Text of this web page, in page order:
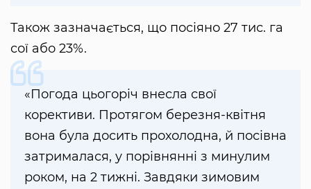
Також зазначається, що посіяно 27 тис. га
сої або 23%.
«Погода цьогоріч внесла свої
корективи. Протягом березня-квітня
вона була досить прохолодна, й посівна
затрималася, у порівнянні з минулим
роком, на 2 тижні. Завдяки зимовим